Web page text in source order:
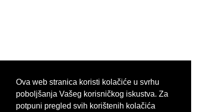
Ova web stranica koristi kolačiće u svrhu
poboljšanja Vašeg korisničkog iskustva. Za
potpuni pregled svih korištenih kolačića